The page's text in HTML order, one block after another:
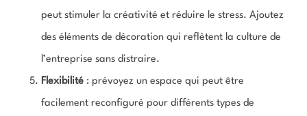
peut stimuler la créativité et réduire le stress. Ajoutez
des éléments de décoration qui reflètent la culture de
l’entreprise sans distraire.
Flexibilité : prévoyez un espace qui peut être
facilement reconfiguré pour différents types de